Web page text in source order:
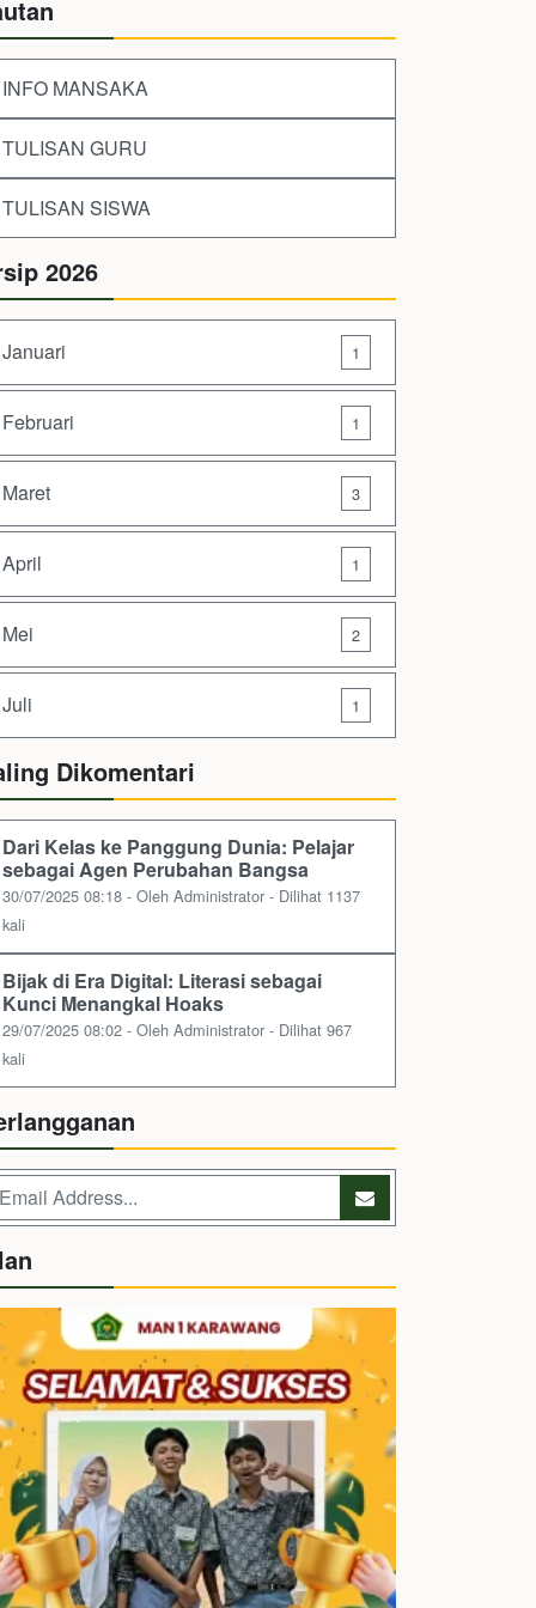
INFO MANSAKA
TULISAN GURU
TULISAN SISWA
2026
Januari 1
Februari 1
Maret 3
April 1
Mei 2
Juli 1
Dikomentari
Dari Kelas ke Panggung Dunia: Pelajar
sebagai Agen Perubahan Bangsa
30/07/2025 08:18 - Oleh Administrator - Dilihat 1137
kali
Bijak di Era Digital: Literasi sebagai
Kunci Menangkal Hoaks
29/07/2025 08:02 - Oleh Administrator - Dilihat 967
kali